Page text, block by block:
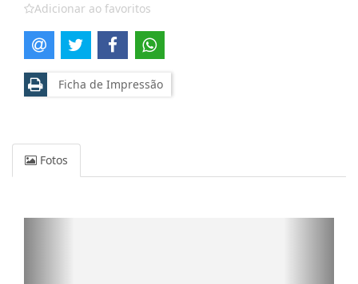
Adicionar ao favoritos
Ficha de Impressão
Fotos